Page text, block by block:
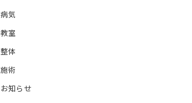
病気
教室
整体
施術
お知らせ